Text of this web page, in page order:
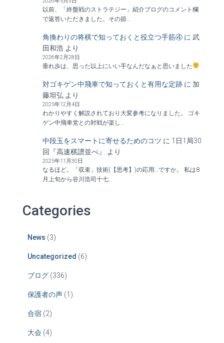
以前、「終盤戦のストラテジー」紹介ブログのコメント欄
で返答いただきました。その節…
角換わりの将棋で知っておくと役立つ手筋④ に 武
田和浩 より
2026年2月28日
垂れ歩は、思った以上にいい手なんだなぁと思いました
対ゴキゲン中飛車で知っておくと有用な定跡 に 加
藤坦弘 より
2025年12月4日
わかりやすく解説されており大変参考になりました。 ゴキ
ゲン中飛車党との対戦が楽し…
中段玉をスマートに寄せるためのコツ に 1日1局30
回『高速棋譜並べ』
より
2025年11月30日
なるほど。「収束」技術(【思考】)の応用…ですか。 私は8
月上旬から谷川浩司十七…
Categories
News (3)
Uncategorized (6)
ブログ (336)
保護者の声 (1)
合宿 (2)
大会 (4)